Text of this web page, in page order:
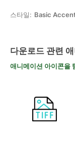
스타일: Basic
다운로드 관련
애니메이션 아이콘을